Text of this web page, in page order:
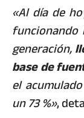
«Al día de
generación,
base de
el
un 73 %»,